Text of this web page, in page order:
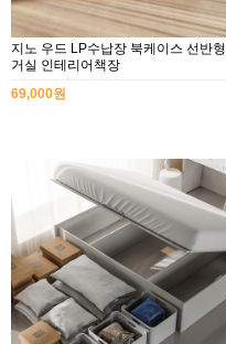
지노 우드 LP수납장 북케이스 선반형
거실 인테리어책장
69,000원